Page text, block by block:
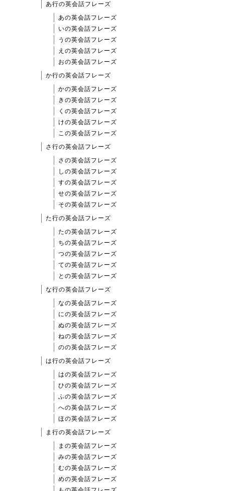
あ行の英会話フレーズ
あの英会話フレーズ
いの英会話フレーズ
うの英会話フレーズ
えの英会話フレーズ
おの英会話フレーズ
か行の英会話フレーズ
かの英会話フレーズ
きの英会話フレーズ
くの英会話フレーズ
けの英会話フレーズ
この英会話フレーズ
さ行の英会話フレーズ
さの英会話フレーズ
しの英会話フレーズ
すの英会話フレーズ
せの英会話フレーズ
その英会話フレーズ
た行の英会話フレーズ
たの英会話フレーズ
ちの英会話フレーズ
つの英会話フレーズ
ての英会話フレーズ
との英会話フレーズ
な行の英会話フレーズ
なの英会話フレーズ
にの英会話フレーズ
ぬの英会話フレーズ
ねの英会話フレーズ
のの英会話フレーズ
は行の英会話フレーズ
はの英会話フレーズ
ひの英会話フレーズ
ふの英会話フレーズ
への英会話フレーズ
ほの英会話フレーズ
ま行の英会話フレーズ
まの英会話フレーズ
みの英会話フレーズ
むの英会話フレーズ
めの英会話フレーズ